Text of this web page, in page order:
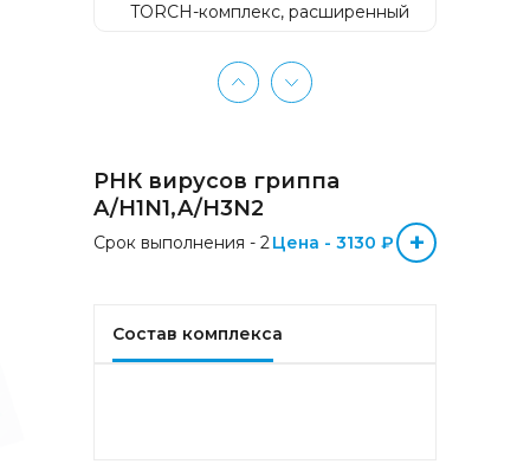
TORCH-комплекс, расширенный
TORCH-комплекс, скрининг
Аллергокомплекс «Пищевая
аллергия» IgE (ImmunoCAP)
(Яичный белок f1, Молоко f2,
Аллергокомплекс «Прогноз
РНК вирусов гриппа
A/H1N1,A/H3N2
Срок выполнения - 2Цена - 3130 ₽ +
Состав комплекса